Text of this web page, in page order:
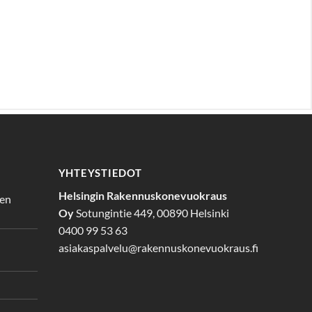
YHTEYSTIEDOT
Helsingin Rakennuskonevuokraus
OySotungintie 449, 00890 Helsinki
0400 99 53 63
asiakaspalvelu@rakennuskonevuokraus.fi